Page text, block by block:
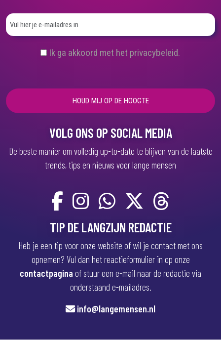
(
e
i
Ik ga akkoord met het privacybeleid.
VOLG ONS OP SOCIAL MEDIA
De beste manier om volledig up-to-date te blijven van de laatste
trends, tips en nieuws voor lange mensen
TIP DE LANGZIJN REDACTIE
Heb je een tip voor onze website of wil je contact met ons
opnemen? Vul dan het reactieformulier in op onze
contactpagina of stuur een e-mail naar de redactie via
onderstaand e-mailadres.
info@langemensen.nl